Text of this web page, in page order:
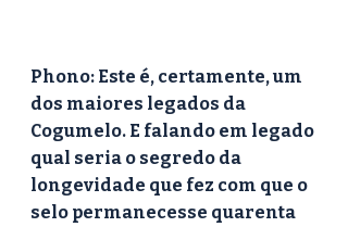
Phono: Este é, certamente, um
dos maiores legados da
Cogumelo. E falando em legado
qual seria o segredo da
longevidade que fez com que o
selo permanecesse quarenta